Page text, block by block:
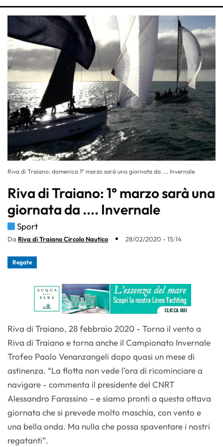
Riva di Traiano: domenica 1° marzo sarà una giornata da .... Invernale
Riva di Traiano: 1° marzo sarà una
giornata da .... Invernale
Sport
Da Riva di Traiano Circolo Nautico 28/02/2020 - 15:14
Regate
Riva di Traiano, 28 febbraio 2020 - Torna il vento a
Riva di Traiano e torna anche il Campionato Invernale
Trofeo Paolo Venanzangeli dopo quasi un mese di
astinenza. “La flotta non vede l’ora di ricominciare a
navigare - commenta il presidente del CNRT
Alessandro Farassino – e siamo pronti a questa ottava
giornata che si prevede molto maschia, con vento e
una bella onda. Ma nulla che possa spaventare i nostri
regatanti”.